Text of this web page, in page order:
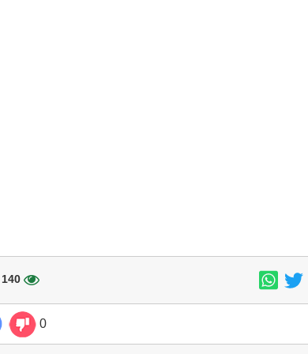
140 مشاهدة
0